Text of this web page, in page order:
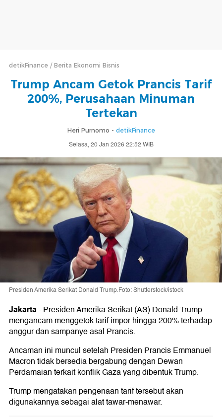
detikFinance Berita Ekonomi Bisnis
Trump Ancam Getok Prancis Tarif
200%, Perusahaan Minuman
Tertekan
Heri Purnomo - detikFinance
Selasa, 20 Jan 2026 22:52 WIB
Presiden Amerika Serikat Donald Trump.Foto: Shutterstock/istock
Jakarta-Presiden Amerika Serikat (AS) Donald Trump
mengancam menggetok tarif impor hingga 200% terhadap
anggur dan sampanye asal Prancis.
Ancaman ini muncul setelah Presiden Prancis Emmanuel
Macron tidak bersedia bergabung dengan Dewan
Perdamaian terkait konflik Gaza yang dibentuk Trump.
Trump mengatakan pengenaan tarif tersebut akan
digunakannya sebagai alat tawar-menawar.